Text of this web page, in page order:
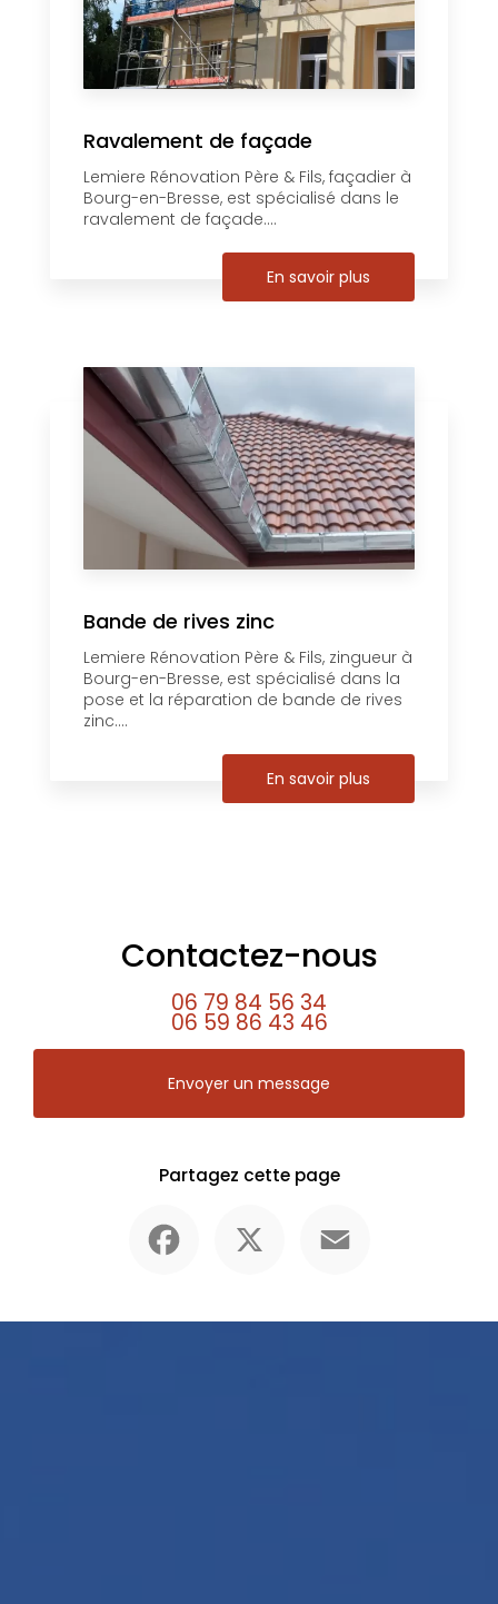
Ravalement de façade
Lemiere Rénovation Père & Fils, façadier à
Bourg-en-Bresse, est spécialisé dans le
ravalement de façade....
En savoir plus
Bande de rives zinc
Lemiere Rénovation Père & Fils, zingueur à
Bourg-en-Bresse, est spécialisé dans la
pose et la réparation de bande de rives
zinc....
En savoir plus
Contactez-nous
06 79 84 56 34
06 59 86 43 46
Envoyer un message
Partagez cette page